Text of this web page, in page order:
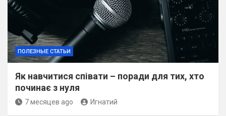
ПОЛЕЗНЫЕ СТАТЬИ
Як навчитися співати – поради для тих, хто
починає з нуля
7 месяцев ago Игнатий